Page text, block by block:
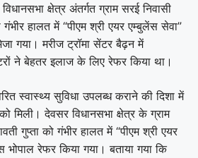
क्षेत्र अंतर्गत ग्राम सरई निवासी
गंभीर हालत में “पीएम श्री एयर एम्बुलेंस सेवा”
गया। मरीज ट्रॉमा सेंटर बैढ़न में
ने बेहतर इलाज के लिए रेफर किया था।
स्वास्थ्य सुविधा उपलब्ध कराने की दिशा में
मिली। देवसर विधानसभा क्षेत्र के ग्राम
गुप्ता को गंभीर हालत में “पीएम श्री एयर
रेफर किया गया। बताया गया कि